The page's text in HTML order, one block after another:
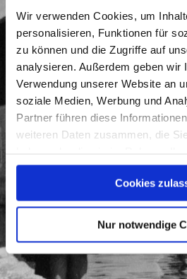
Wir verwenden Cookies, um
personalisieren, Funktionen für
zu können und die Zugriffe auf
analysieren. Außerdem geben wir
Verwendung unserer Website an
soziale Medien, Werbung und
Partner führen diese
weiteren Daten zusammen, die
gesammelt haben.
Cookies
Nur notwendige
Kramerladen“mit realer
Kramergerechtigkeit
Am 27.5.1807 wurde das
30 fl. erkauft.
1858 heißt es auch „Beim
Georg Haberbauer baute